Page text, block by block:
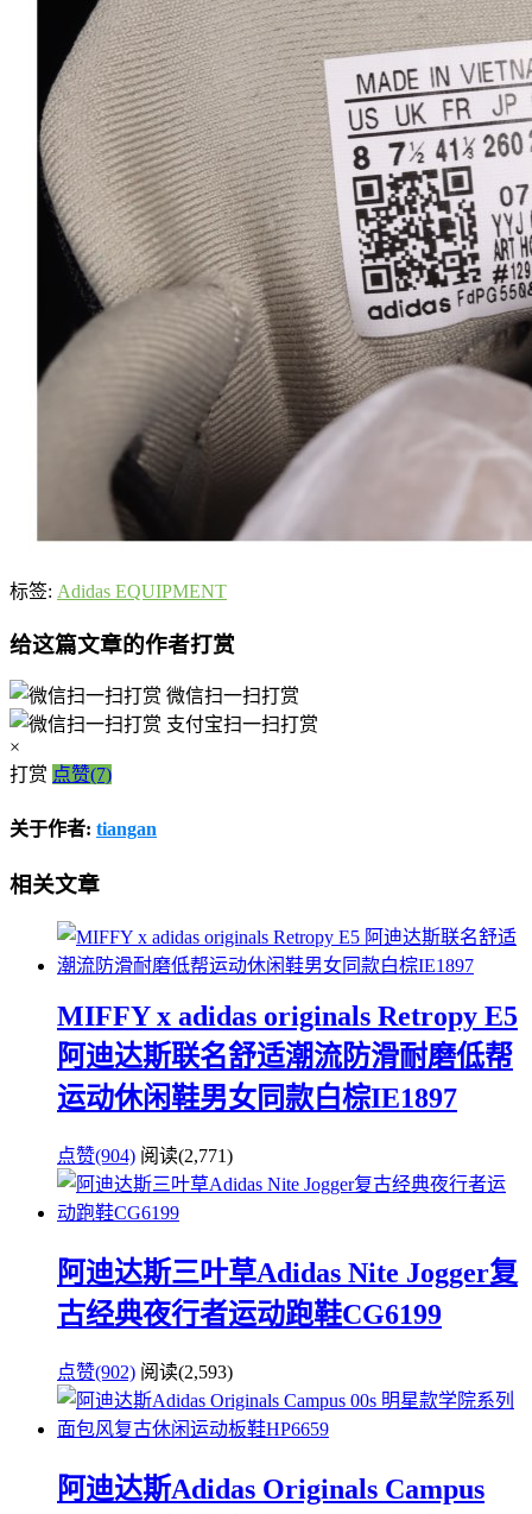
标签: Adidas EQUIPMENT
给这篇文章的作者打赏
微信扫一扫打赏
支付宝扫一扫打赏
×
打赏 点赞(7)
关于作者: tiangan
相关文章
MIFFY x adidas originals Retropy E5
阿迪达斯联名舒适潮流防滑耐磨低帮
运动休闲鞋男女同款白棕IE1897
点赞(904) 阅读(2,771)
阿迪达斯三叶草Adidas Nite Jogger复
古经典夜行者运动跑鞋CG6199
点赞(902) 阅读(2,593)
阿迪达斯Adidas Originals Campus